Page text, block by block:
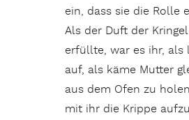
ein, dass sie die Rolle
Als der Duft der
erfüllte, war es ihr, als
auf, als käme Mutter
aus dem Ofen zu
mit ihr die Krippe